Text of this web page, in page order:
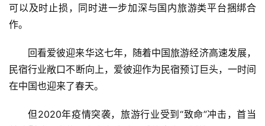
可以及时止损，同时进一步加深与国内旅游类平台捆绑合
作。
回看爱彼迎来华这七年，随着中国旅游经济高速发展，
民宿行业敞口不断向上，爱彼迎作为民宿预订巨头，一时间
在中国也迎来了春天。
但2020年疫情突袭，旅游行业受到“致命”冲击，首当